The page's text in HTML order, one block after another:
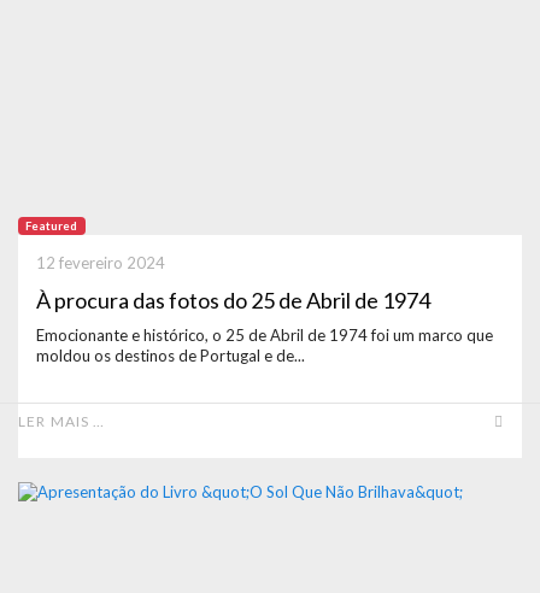
Featured
À procura das fotos do 25 de Abril de 1974
12 fevereiro 2024
Emocionante e histórico, o 25 de Abril de 1974 foi um marco que
moldou os destinos de Portugal e de...
LER MAIS …